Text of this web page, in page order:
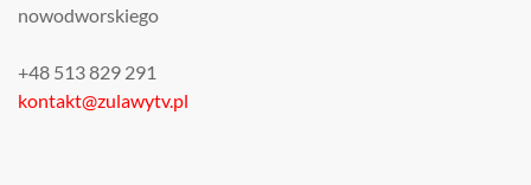
nowodworskiego
+48 513 829 291
kontakt@zulawytv.pl